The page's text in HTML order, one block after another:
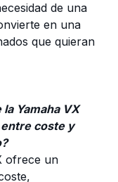
de una
en una
que quieran
Yamaha VX
coste y
ofrece un